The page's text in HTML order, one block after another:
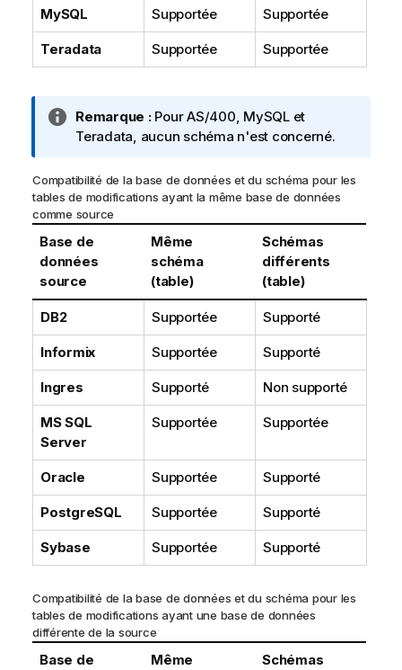
MySQL Supportée Supportée
Teradata Supportée Supportée
N
o
e
I
n
f
o
r
m
t
i
o
n
s
Remarque :Pour AS/400, MySQL et
Teradata, aucun schéma n'est concerné.
Compatibilité de la base de données et du schéma pour les
tables de modifications ayant la même base de données
comme source
Base de
données
source
Même
schéma
(table)
Schémas
différents
(table)
DB2 Supportée Supporté
Informix Supportée Supporté
Ingres Supporté Non supporté
MS SQL
Server
Supportée Supportée
Oracle Supportée Supporté
PostgreSQL Supportée Supporté
Sybase Supportée Supporté
Compatibilité de la base de données et du schéma pour les
tables de modifications ayant une base de données
différente de la source
Base de
Même
Schémas